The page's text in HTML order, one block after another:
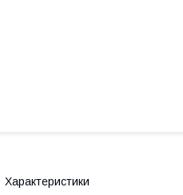
Характеристики